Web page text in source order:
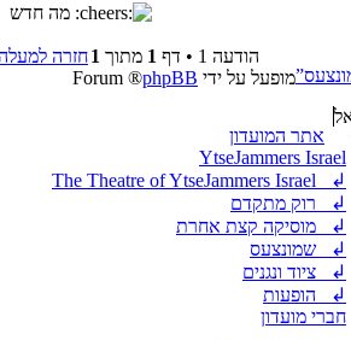
מה חדש
חזרה למעלה
הודעה 1 • דף 1מתוך 1
אתר המועדון
YtseJammers Israel
↲ The Theatre of YtseJammers Israel
↲ רוק מתקדם
↲ מוסיקה קצת אחרת
↲ שמונצעס
↲ ציוד ונגנים
↲ הופעות
חברי מועדון
מופעל על ידי phpBB
® Forum